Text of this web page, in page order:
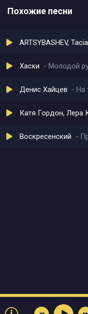
Похожие песни
ARTSYBASHEV, Tacia
Хаски Молодой
Денис Хайцев На
Катя Гордон, Лера
Воскресенский